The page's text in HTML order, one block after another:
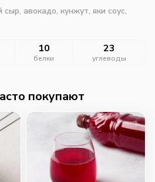
авокадо, кунжут, яки соус,
10
белки
23
углеводы
покупают